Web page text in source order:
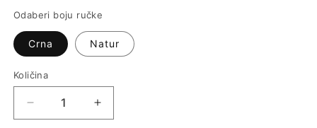
Odaberi boju ručke
Crna Natur
Količina
Količina
Smanji
količinu
Povećaj
količinu